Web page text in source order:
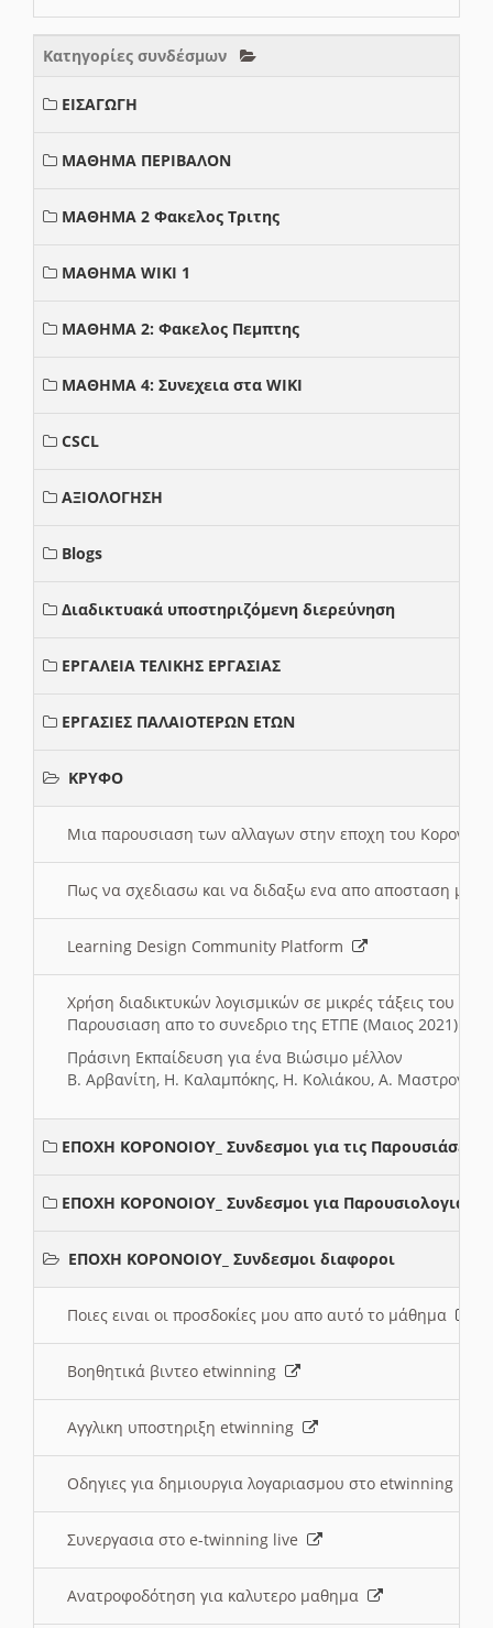
Κατηγορίες συνδέσμων
ΕΙΣΑΓΩΓΗ
ΜΑΘΗΜΑ ΠΕΡΙΒΑΛΟΝ
ΜΑΘΗΜΑ 2 Φακελος Τριτης
ΜΑΘΗΜΑ WIKI 1
ΜΑΘΗΜΑ 2: Φακελος Πεμπτης
ΜΑΘΗΜΑ 4: Συνεχεια στα WIKI
CSCL
ΑΞΙΟΛΟΓΗΣΗ
Blogs
Διαδικτυακά υποστηριζόμενη διερεύνηση
ΕΡΓΑΛΕΙΑ ΤΕΛΙΚΗΣ ΕΡΓΑΣΙΑΣ
ΕΡΓΑΣΙΕΣ ΠΑΛΑΙΟΤΕΡΩΝ ΕΤΩΝ
ΚΡΥΦΟ
Μια παρουσιαση των αλλαγων στην εποχη του
Πως να σχεδιασω και να διδαξω ενα απο αποσταση
Learning Design Community Platform
Χρήση διαδικτυκών λογισμικών σε μικρές τάξεις του
Παρουσιαση απο το συνεδριο της ΕΤΠΕ (Μαιος 2021)
Πράσινη Εκπαίδευση για ένα Βιώσιμο μέλλον
Β. Αρβανίτη, Η. Καλαμπόκης, Η. Κολιάκου, Α.
ΕΠΟΧΗ ΚΟΡΟΝΟΙΟΥ_ Συνδεσμοι για τις Παρουσιάσεις
ΕΠΟΧΗ ΚΟΡΟΝΟΙΟΥ_ Συνδεσμοι για Παρουσιολογια
ΕΠΟΧΗ ΚΟΡΟΝΟΙΟΥ_ Συνδεσμοι διαφοροι
Ποιες ειναι οι προσδοκίες μου απο αυτό το μάθημα
Βοηθητικά βιντεο etwinning
Αγγλικη υποστηριξη etwinning
Οδηγιες για δημιουργια λογαριασμου στο etwinning
Συνεργασια στο e-twinning live
Ανατροφοδότηση για καλυτερο μαθημα